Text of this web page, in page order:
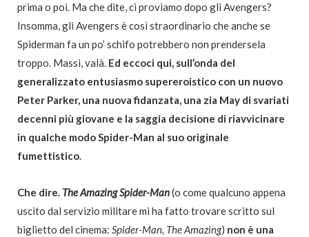
prima o poi. Ma che dite, ci proviamo dopo gli Avengers?
Insomma, gli Avengers è così straordinario che anche se
Spiderman fa un po’ schifo potrebbero non prendersela
troppo. Massì, valà. Ed eccoci qui, sull’onda del
generalizzato entusiasmo supereroistico con un nuovo
Peter Parker, una nuova fidanzata, una zia May di svariati
decenni più giovane e la saggia decisione di riavvicinare
in qualche modo Spider-Man al suo originale
fumettistico.
Che dire. The Amazing Spider-Man(o come qualcuno appena
uscito dal servizio militare mi ha fatto trovare scritto sul
biglietto del cinema: Spider-Man, The Amazing) non è una